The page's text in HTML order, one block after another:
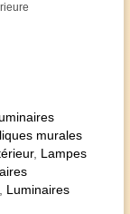
murales
, Lampes
Luminaires